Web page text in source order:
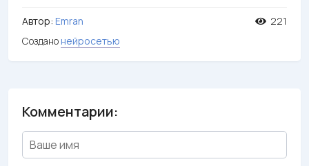
Созданонейросетью
Автор: Emran 221
Комментарии: